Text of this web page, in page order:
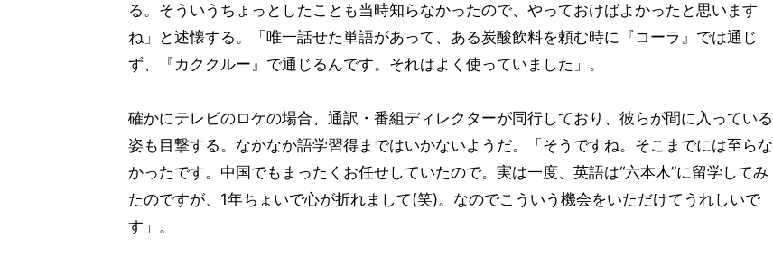
る。そういうちょっとしたことも当時知らなかったので、やっておけばよかったと思います
ね」と述懐する。「唯一話せた単語があって、ある炭酸飲料を頼む時に『コーラ』では通じ
ず、『カククルー』で通じるんです。それはよく使っていました」。
確かにテレビのロケの場合、通訳・番組ディレクターが同行しており、彼らが間に入っている
姿も目撃する。なかなか語学習得まではいかないようだ。「そうですね。そこまでには至らな
かったです。中国でもまったくお任せしていたので。実は一度、英語は“六本木”に留学してみ
たのですが、1年ちょいで心が折れまして(笑)。なのでこういう機会をいただけてうれしいで
す」。